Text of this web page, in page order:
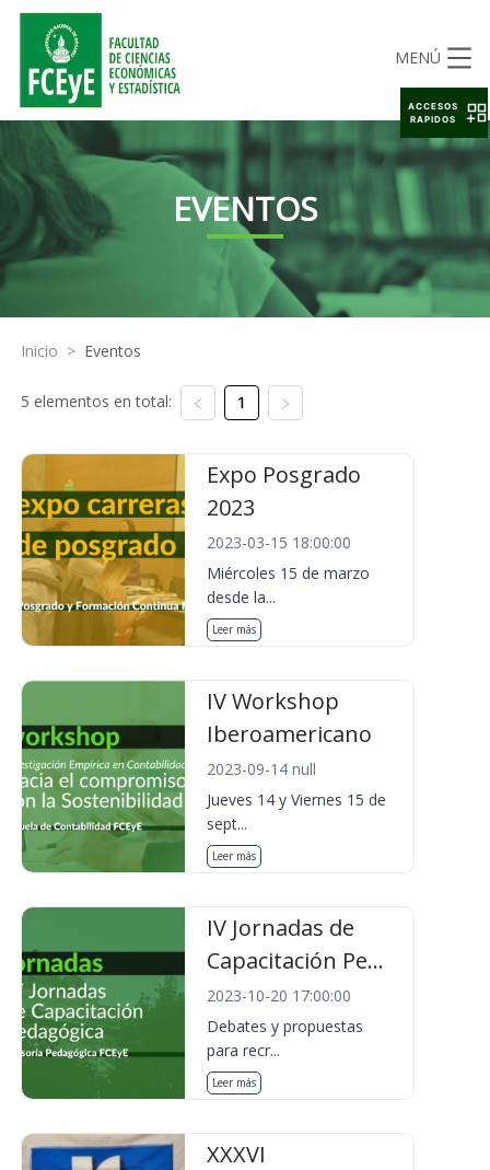
MENÚ
EVENTOS
Inicio > Eventos
5 elementos en total: 1
Expo Posgrado
2023
2023-03-15 18:00:00
Miércoles 15 de marzo
desde la...
Leer más
IV Workshop
Iberoamericano
2023-09-14 null
Jueves 14 y Viernes 15 de
sept...
Leer más
IV Jornadas de
Capacitación Pe...
2023-10-20 17:00:00
Debates y propuestas
para recr...
Leer más
XXXVI
ACCESOS
RAPIDOS